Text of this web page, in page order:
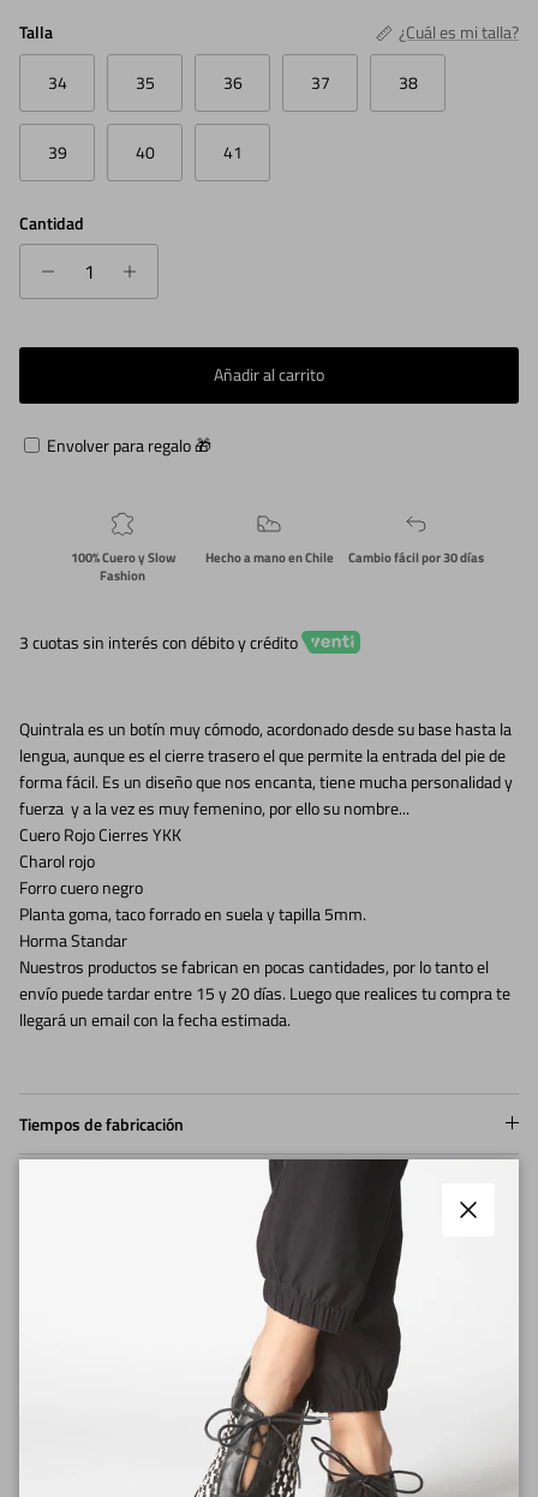
Talla
¿Cuál es mi talla?
34
35 36 37 38
39 40 41
Cantidad
Añadir al carrito
Envolver para regalo 🎁
100% Cuero y Slow
Fashion
Hecho a mano en Chile Cambio fácil por 30 días
3 cuotas sin interés con débito y crédito
Quintrala es un botín muy cómodo, acordonado desde su base hasta la
lengua, aunque es el cierre trasero el que permite la entrada del pie de
forma fácil. Es un diseño que nos encanta, tiene mucha personalidad y
fuerza y a la vez es muy femenino, por ello su nombre...
Cuero Rojo Cierres YKK
Charol rojo
Forro cuero negro
Planta goma, taco forrado en suela y tapilla 5mm.
Horma Standar
Nuestros productos se fabrican en pocas cantidades, por lo tanto el
envío puede tardar entre 15 y 20 días. Luego que realices tu compra te
llegará un email con la fecha estimada.
Tiempos de fabricación